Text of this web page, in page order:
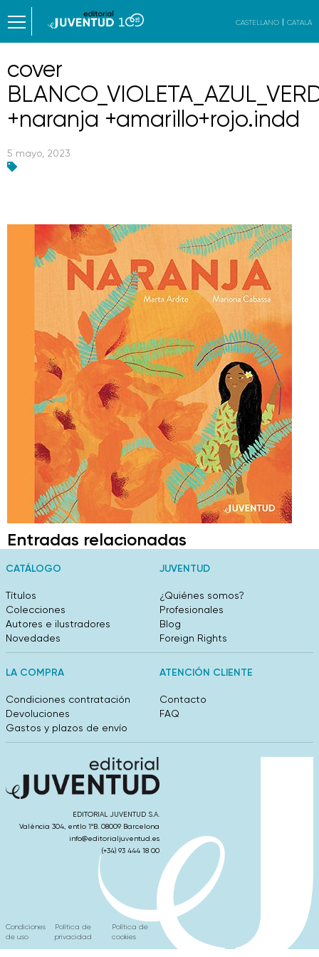
CASTELLANO CATALÀ
cover
+naranja +amarillo+rojo.indd
5 mayo, 2023
Entradas relacionadas
CATÁLOGO
Títulos
Colecciones
Autores e ilustradores
Novedades
JUVENTUD
¿Quiénes somos?
Profesionales
Blog
Foreign Rights
LA COMPRA
Condiciones contratación
Devoluciones
Gastos y plazos de envío
ATENCIÓN CLIENTE
Contacto
FAQ
EDITORIAL JUVENTUD S.A.
València 304, entlo 1ºB. 08009 Barcelona
info@editorialjuventud.es
(+34) 93 444 18 00
Condiciones
de uso
Política de
privacidad
Política de
cookies